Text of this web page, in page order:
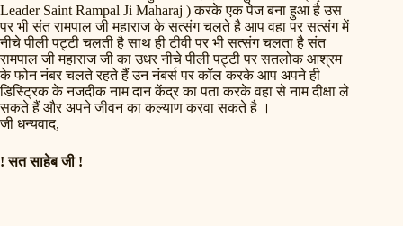
Leader Saint Rampal Ji Maharaj ) करके एक पेज बना हुआ है उस
पर भी संत रामपाल जी महाराज के सत्संग चलते है आप वहा पर सत्संग में
नीचे पीली पट्टी चलती है साथ ही टीवी पर भी सत्संग चलता है संत
रामपाल जी महाराज जी का उधर नीचे पीली पट्टी पर सतलोक आश्रम
के फोन नंबर चलते रहते हैं उन नंबर्स पर कॉल करके आप अपने ही
डिस्ट्रिक के नजदीक नाम दान केंद्र का पता करके वहा से नाम दीक्षा ले
सकते हैं और अपने जीवन का कल्याण करवा सकते है ।
जी धन्यवाद,
! सत साहेब जी !